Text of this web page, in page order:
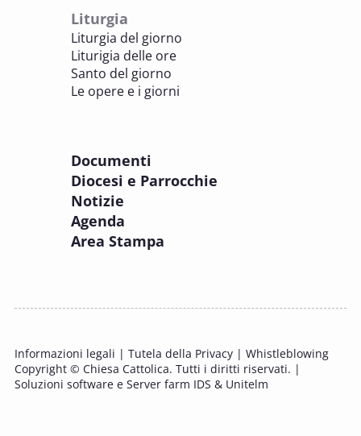
sezione Edilizia di culto
BENI CULTURALI E EDILIZIA DI CULTO
8 OTTOBRE 2025
Incontro online dei Direttori diocesani,
8 OTTOBRE 2025
Corso FC32.5 - Introduzione alla teologia
pastorale della salute
PASTORALE DELLA SALUTE
l'Honore
11 OTTOBRE 2025 - 12 OTTOBRE 2025
Tavolo di studio Custodia del Creato
Liturgia
Liturgia del giorno
Liturigia delle ore
Santo del giorno
Le opere e i giorni
Documenti
Diocesi e Parrocchie
Notizie
Agenda
Area Stampa
Informazioni legali | Tutela della Privacy | Whistleblowing
Copyright © Chiesa Cattolica. Tutti i diritti riservati. |
Soluzioni software e Server farm IDS & Unitelm